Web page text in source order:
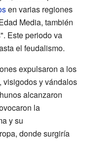
en varias regiones
Media, también
Este periodo va
el feudalismo.
expulsaron a los
visigodos y vándalos
alcanzaron
la
y su
donde surgiría